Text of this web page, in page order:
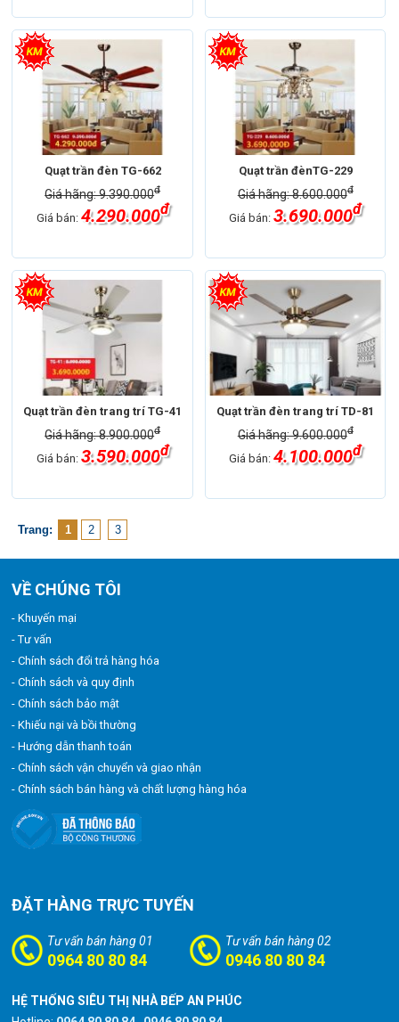
Quạt trần đèn TG-662
Giá hãng: 9.390.000đ
Giá bán: 4.290.000đ
Quạt trần đènTG-229
Giá hãng: 8.600.000đ
Giá bán:3.690.000đ
Quạt trần đèn trang trí TG-41
Giá hãng: 8.900.000đ
Giá bán: 3.590.000đ
Quạt trần đèn trang trí TD-81
Giá hãng: 9.600.000đ
Giá bán:4.100.000đ
Trang: 1 2 3
VỀ CHÚNG TÔI
- Khuyến mại
- Tư vấn
- Chính sách đổi trả hàng hóa
- Chính sách và quy định
- Chính sách bảo mật
- Khiếu nại và bồi thường
- Hướng dẫn thanh toán
- Chính sách vận chuyển và giao nhận
- Chính sách bán hàng và chất lượng hàng hóa
ĐẶT HÀNG TRỰC TUYẾN
Tư vấn bán hàng 01
0964 80 80 84
Tư vấn bán hàng 02
0946 80 80 84
HỆ THỐNG SIÊU THỊ NHÀ BẾP AN PHÚC